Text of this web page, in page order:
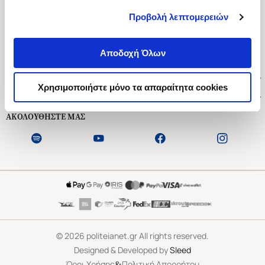
Προβολή λεπτομερειών
Αποδοχή Όλων
Χρησιμοποιήστε μόνο τα απαραίτητα cookies
Ασκληπιού 1-3, Αθήνα 106 79
Δευτέρα - Παρασκευή 09:00-21:00
Εξυπηρέτηση Πελατών
ΑΚΟΛΟΥΘΗΣΤΕ ΜΑΣ
©2026 politeianet.gr All rights reserved.
Designed & Developed bySleed